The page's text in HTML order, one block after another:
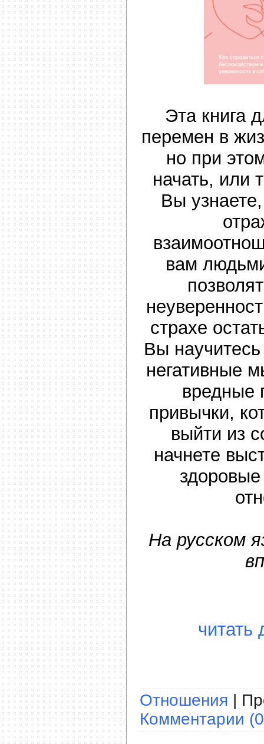
Эта книга
перемен в
но при
начать, или
Вы
вам
страхе
Вы
негативные
вредные
привычки,
выйти из
начнете
На русском
читать
Отношения |
Комментарии